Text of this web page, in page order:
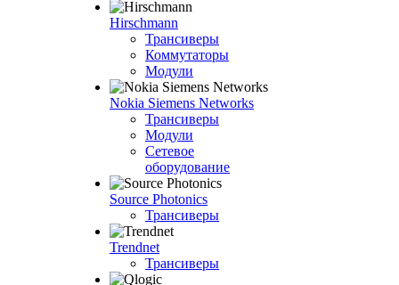
Hirschmann
Трансиверы
Коммутаторы
Модули
Nokia Siemens Networks
Трансиверы
Модули
Сетевое
оборудование
Source Photonics
Трансиверы
Trendnet
Трансиверы